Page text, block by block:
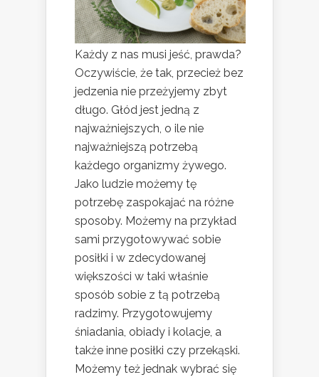
Każdy z nas musi jeść, prawda?
Oczywiście, że tak, przecież bez
jedzenia nie przeżyjemy zbyt
długo. Głód jest jedną z
najważniejszych, o ile nie
najważniejszą potrzebą
każdego organizmy żywego.
Jako ludzie możemy tę
potrzebę zaspokajać na różne
sposoby. Możemy na przykład
sami przygotowywać sobie
posiłki i w zdecydowanej
większości w taki właśnie
sposób sobie z tą potrzebą
radzimy. Przygotowujemy
śniadania, obiady i kolacje, a
także inne posiłki czy przekąski.
Możemy też jednak wybrać się